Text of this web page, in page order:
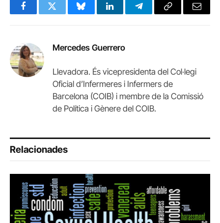
FacebookTwitter BlueskyLinkedInTelegramCopy
Email
Mercedes Guerrero
Llevadora. És vicepresidenta del Col·legi
Oficial d’Infermeres i Infermers de
Barcelona (COIB) i membre de la Comissió
de Política i Gènere del COIB.
Relacionades